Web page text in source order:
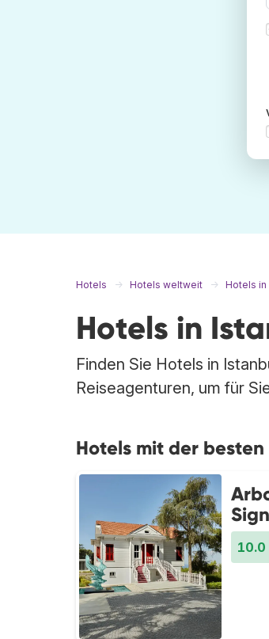
Hotels Hotels weltweit Hotels in
Hotels in
Finden Sie Hotels in
Reiseagenturen, um für
Hotels mit der
10.0